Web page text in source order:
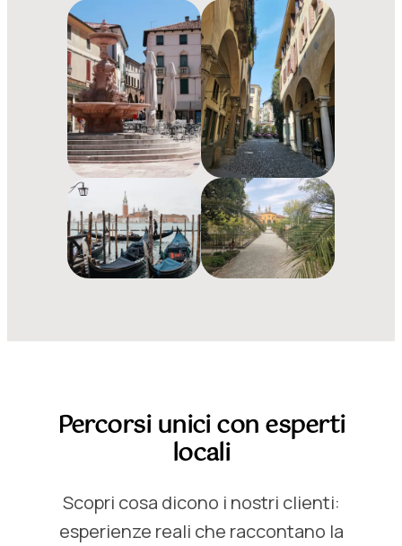
Percorsi unici con esperti
locali
Scopri cosa dicono i nostri clienti:
esperienze reali che raccontano la